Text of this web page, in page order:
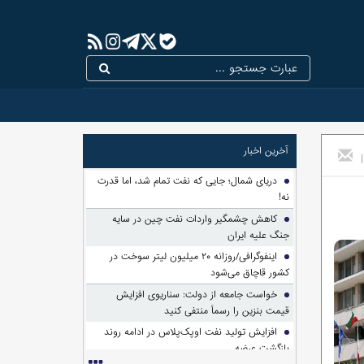
| آخرین اخبار
دریای شمال؛ جایی که نفت تمام شد، اما قدرت
نه!
کاهش چشمگیر واردات نفت چین در سایه
جنگ علیه ایران
اینفوگرافی/روزانه ۲۰ میلیون لیتر سوخت در
کشور قاچاق می‌شود
خواست جامعه از دولت: سناریوی افزایش
قیمت بنزین را رسماً منتفی کنید
افزایش تولید نفت اوپک‌پلاس در ادامه روند
بازگشت عرضه